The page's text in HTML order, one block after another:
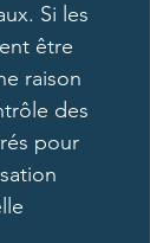
Si les
être
raison
des
pour